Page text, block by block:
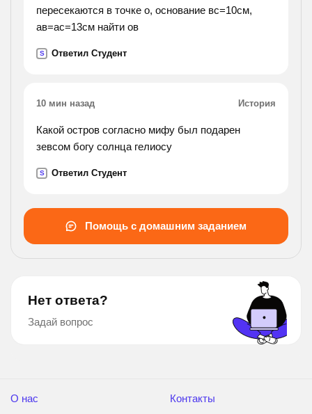
пересекаются в точке о, основание вс=10см,
ав=ас=13см найти ов
S Ответил Студент
10 мин назад История
Какой остров согласно мифу был подарен
зевсом богу солнца гелиосу
S Ответил Студент
Помощь с домашним заданием
Нет ответа?
Задай вопрос
О нас Контакты